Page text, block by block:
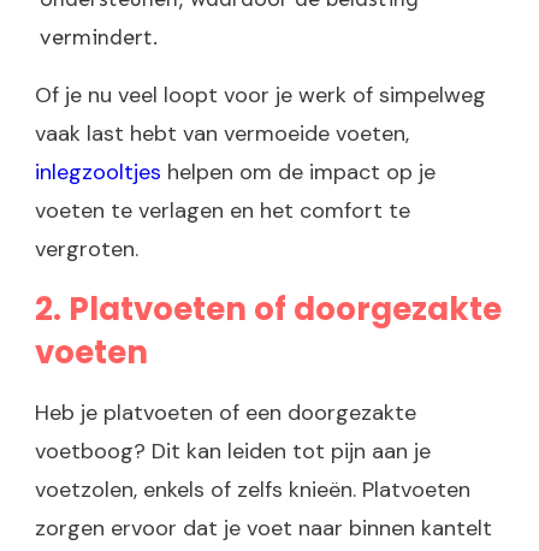
vermindert.
Of je nu veel loopt voor je werk of simpelweg
vaak last hebt van vermoeide voeten,
inlegzooltjes helpen om de impact op je
voeten te verlagen en het comfort te
vergroten.
2. Platvoeten of doorgezakte
voeten
Heb je platvoeten of een doorgezakte
voetboog? Dit kan leiden tot pijn aan je
voetzolen, enkels of zelfs knieën. Platvoeten
zorgen ervoor dat je voet naar binnen kantelt